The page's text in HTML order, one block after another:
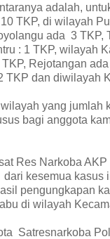
adalah,
TKP, di wilayah
ada 3 TKP,
: 1 TKP, wilayah
Rejotangan ada
TKP dan diwilayah
yang jumlah
bagi anggota
Res Narkoba
kesemua kasus
pengungkapan
di wilayah
Satresnarkoba